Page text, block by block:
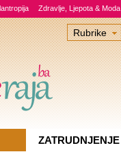
Zdravlje, Ljepota & Moda
Rubrike
ZATRUDNJENJE